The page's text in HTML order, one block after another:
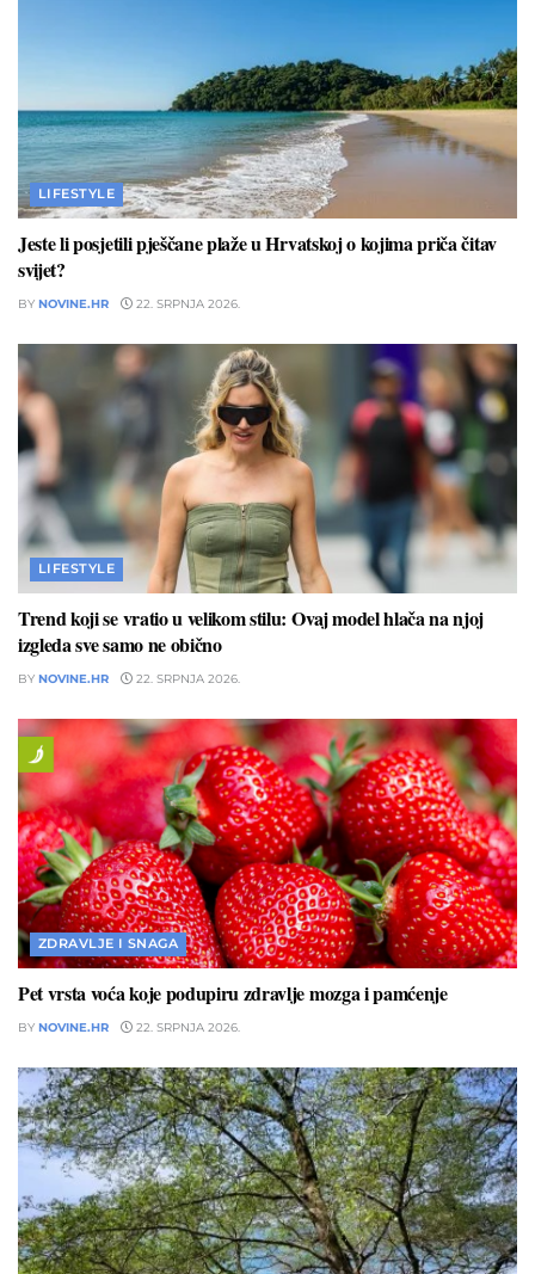
LIFESTYLE
Jeste li posjetili pješčane plaže u Hrvatskoj o kojima priča čitav
svijet?
BY NOVINE.HR 22. SRPNJA 2026.
LIFESTYLE
Trend koji se vratio u velikom stilu: Ovaj model hlača na njoj
izgleda sve samo ne obično
BY NOVINE.HR 22. SRPNJA 2026.
ZDRAVLJE I SNAGA
Pet vrsta voća koje podupiru zdravlje mozga i pamćenje
BY NOVINE.HR 22. SRPNJA 2026.